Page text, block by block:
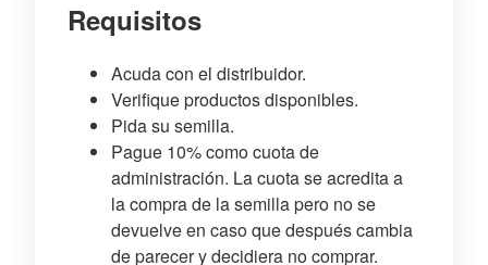
Requisitos
Acuda con el distribuidor.
Verifique productos disponibles.
Pida su semilla.
Pague 10% como cuota de
administración. La cuota se acredita a
la compra de la semilla pero no se
devuelve en caso que después cambia
de parecer y decidiera no comprar.